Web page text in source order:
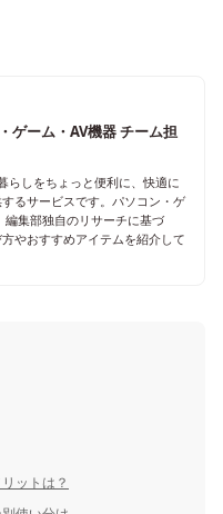
ゲーム・AV機器 チーム担
らしをちょっと便利に、快適に
るサービスです。パソコン・ゲ
編集部独自のリサーチに基づ
やおすすめアイテムを紹介して
ットは？